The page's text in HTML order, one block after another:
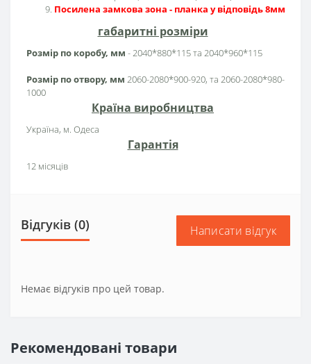
Посилена замкова зона - планка у відповідь 8мм
габаритні розміри
Розмір по коробу, мм - 2040*880*115 та 2040*960*115
Розмір по отвору, мм 2060-2080*900-920, та 2060-2080*980-
1000
Країна виробництва
Україна, м. Одеса
Гарантія
12 місяців
Відгуків (0) Написати відгук
Немає відгуків про цей товар.
Рекомендовані товари